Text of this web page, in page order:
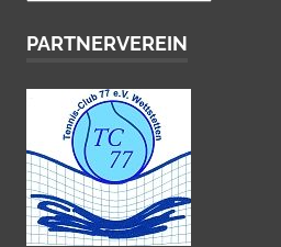
PARTNERVEREIN